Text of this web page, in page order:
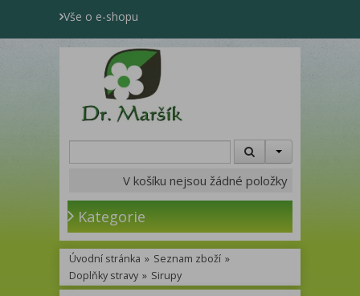
Vše o e-shopu
V košíku nejsou žádné položky
Kategorie
Úvodní stránka » Seznam zboží »
Doplňky stravy » Sirupy